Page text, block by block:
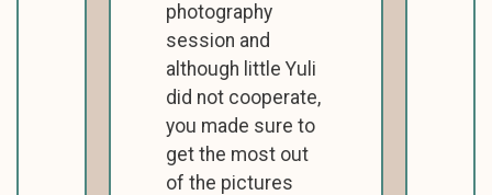
photography
session and
although little Yuli
did not cooperate,
you made sure to
get the most out
of the pictures